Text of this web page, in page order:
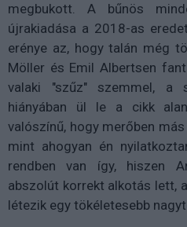
megbukott. A bűnös
újrakiadása a 2018-as
erénye az, hogy talán még
Möller és Emil Albertsen
valaki "szűz" szemmel, a
hiányában ül le a cikk
valószínű, hogy merőben
mint ahogyan én
rendben van így, hiszen
abszolút korrekt alkotás lett,
létezik egy tökéletesebb